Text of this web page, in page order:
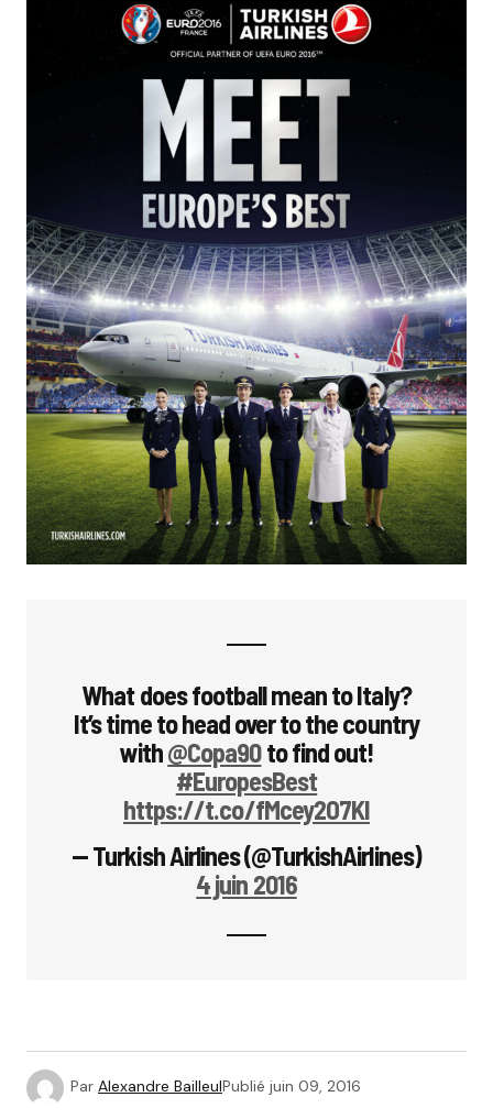
What does football mean to Italy?
It’s time to head over to the country
with@Copa90to find out!
#EuropesBest
https://t.co/fMcey2O7KI
— Turkish Airlines (@TurkishAirlines)
4 juin 2016
Par Alexandre BailleulPublié juin 09, 2016